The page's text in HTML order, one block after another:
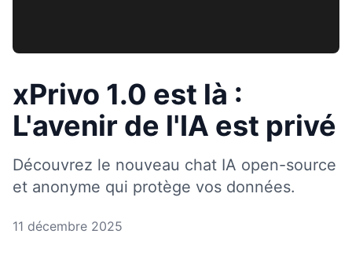
xPrivo 1.0 est là :
L'avenir de l'IA est privé
Découvrez le nouveau chat IA open-source
et anonyme qui protège vos données.
11 décembre 2025